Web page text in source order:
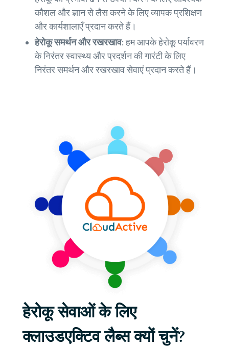
कौशल और ज्ञान से लैस करने के लिए व्यापक प्रशिक्षण
और कार्यशालाएँ प्रदान करते हैं।
हेरोकू समर्थन और रखरखाव:हम आपके हेरोकू पर्यावरण
के निरंतर स्वास्थ्य और प्रदर्शन की गारंटी के लिए
निरंतर समर्थन और रखरखाव सेवाएं प्रदान करते हैं।
हेरोकू सेवाओं के लिए
क्लाउडएक्टिव लैब्स क्यों चुनें?